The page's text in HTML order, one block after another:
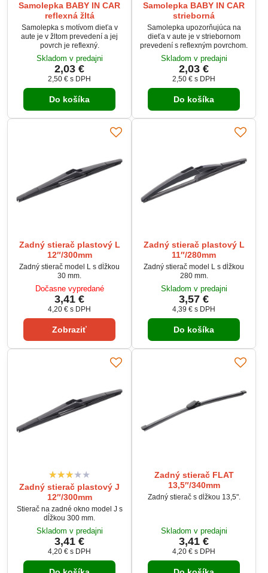
Samolepka BABY IN CAR
reflexná žltá
Samolepka s motívom dieťa v
aute je v žltom prevedení a jej
povrch je reflexný.
Skladom v predajni
2,03 €
2,50 € s DPH
Do košíka
Samolepka BABY IN CAR
strieborná
Samolepka upozorňujúca na
dieťa v aute je v striebornom
prevedení s reflexným povrchom.
Skladom v predajni
2,03 €
2,50 € s DPH
Do košíka
Zadný stierač plastový L
12″/300mm
Zadný stierač model L s dĺžkou
30 mm.
Dočasne vypredané
3,41 €
4,20 € s DPH
Zobraziť
Zadný stierač plastový L
11″/280mm
Zadný stierač model L s dĺžkou
280 mm.
Skladom v predajni
3,57 €
4,39 € s DPH
Do košíka
Zadný stierač plastový J
12″/300mm
Stierač na zadné okno model J s
dĺžkou 300 mm.
Skladom v predajni
3,41 €
4,20 € s DPH
Zadný stierač FLAT
13,5″/340mm
Zadný stierač s dĺžkou 13,5".
Skladom v predajni
3,41 €
4,20 € s DPH